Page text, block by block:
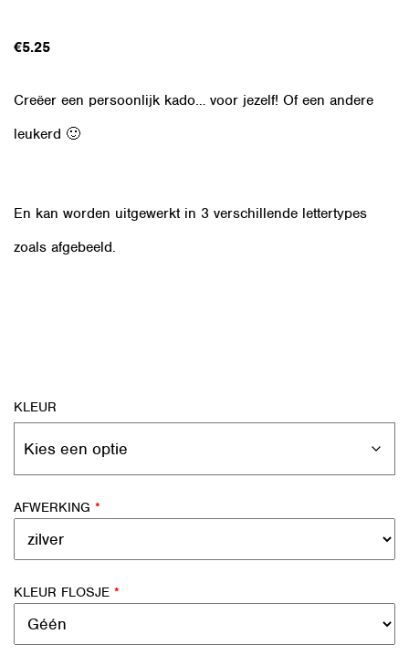
€5.25
Creëer een persoonlijk kado… voor jezelf! Of een andere
leukerd 🙂
En kan worden uitgewerkt in 3 verschillende lettertypes
zoals afgebeeld.
KLEUR
AFWERKING *
KLEUR FLOSJE *